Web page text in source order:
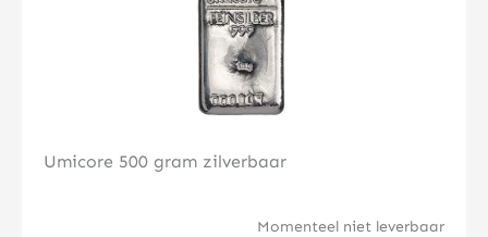
Umicore 500 gram zilverbaar
Momenteel niet leverbaar